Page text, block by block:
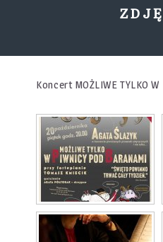
Koncert MOŻLIWE TYLKO